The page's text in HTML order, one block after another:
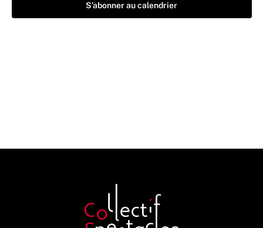
S’abonner au calendrier